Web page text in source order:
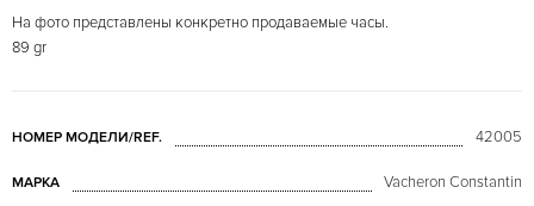
На фото представлены конкретно продаваемые часы.
89 gr
НОМЕР МОДЕЛИ/REF. 42005
МАРКА Vacheron Constantin